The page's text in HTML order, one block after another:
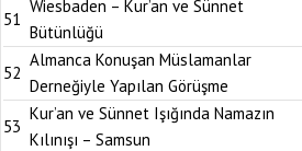
51
Wiesbaden – Kur’an ve Sünnet
Bütünlüğü
52
Almanca Konuşan Müslamanlar
Derneğiyle Yapılan Görüşme
53
Kur’an ve Sünnet Işığında Namazın
Kılınışı – Samsun